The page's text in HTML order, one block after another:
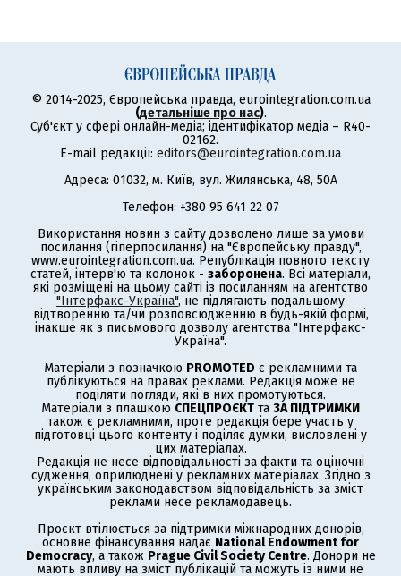
© 2014-2025, Європейська правда, eurointegration.com.ua
(детальніше про нас).
Суб'єкт у сфері онлайн-медіа; ідентифікатор медіа – R40-
02162.
E-mail редакції: editors@eurointegration.com.ua
Адреса: 01032, м. Київ, вул. Жилянська, 48, 50А
Телефон: +380 95 641 22 07
Використання новин з сайту дозволено лише за умови
посилання (гіперпосилання) на "Європейську правду",
www.eurointegration.com.ua. Републікація повного тексту
статей, інтерв'ю та колонок - заборонена. Всі матеріали,
які розміщені на цьому сайті із посиланням на агентство
"Інтерфакс-Україна", не підлягають подальшому
відтворенню та/чи розповсюдженню в будь-якій формі,
інакше як з письмового дозволу агентства "Інтерфакс-
Україна".
Матеріали з позначкою PROMOTED є рекламними та
публікуються на правах реклами. Редакція може не
поділяти погляди, які в них промотуються.
Матеріали з плашкою СПЕЦПРОЄКТ та ЗА ПІДТРИМКИ
також є рекламними, проте редакція бере участь у
підготовці цього контенту і поділяє думки, висловлені у
цих матеріалах.
Редакція не несе відповідальності за факти та оціночні
судження, оприлюднені у рекламних матеріалах. Згідно з
українським законодавством відповідальність за зміст
реклами несе рекламодавець.
Проєкт втілюється за підтримки міжнародних донорів,
основне фінансування надає National Endowment for
Democracy, а також Prague Civil Society Centre. Донори не
мають впливу на зміст публікацій та можуть із ними не